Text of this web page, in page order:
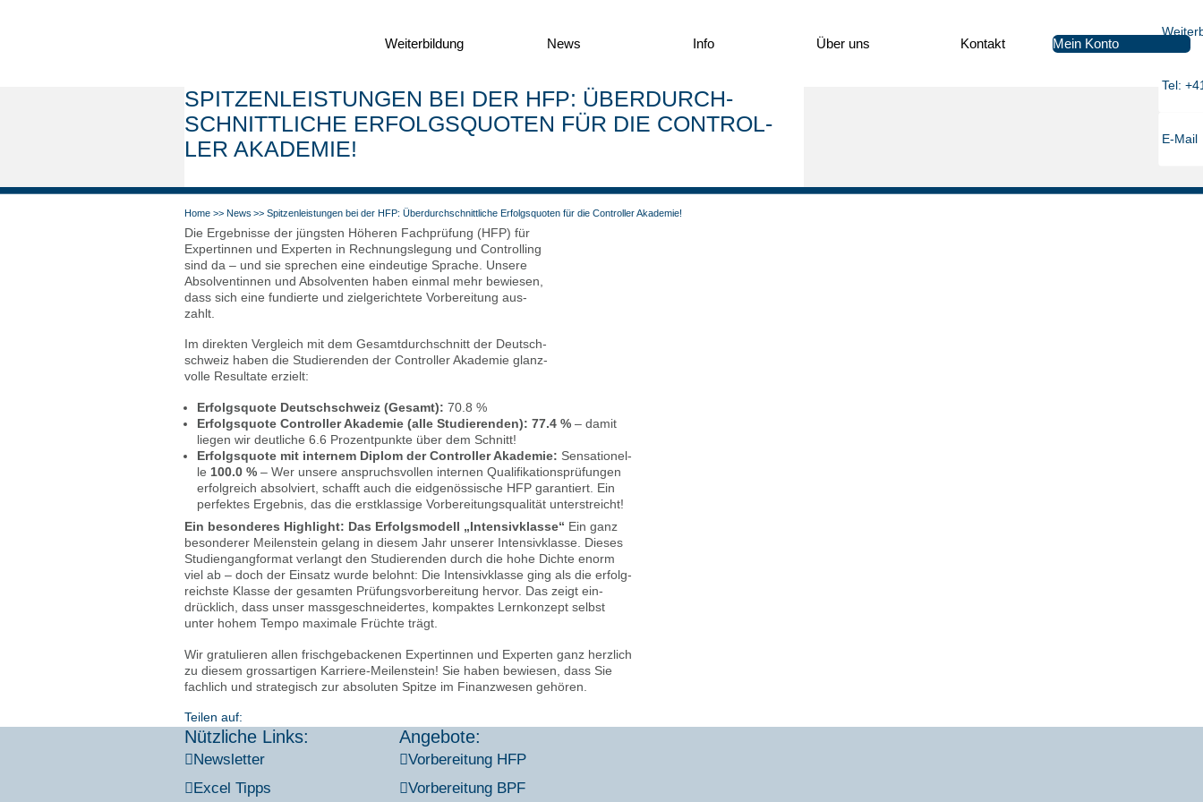
Wei­ter­bil­dung News Info Über uns Kon­takt Mein Konto
Tel:
E-Mail
SPIT­ZEN­LEI­STUN­GEN BEI DER HFP: ÜBER­DURCH­
SCHNITT­LI­CHE ERFOLGS­QUO­TEN FÜR DIE CON­TROL­
LER AKA­DE­MIE!
Home News Spit­zen­lei­stun­gen bei der HFP: Über­durch­schnitt­li­che Erfolgs­quo­ten für die Con­trol­ler Aka­de­mie!
Die Ergeb­nis­se der jüng­sten Höhe­ren Fach­prü­fung (HFP) für
Exper­tin­nen und Exper­ten in Rech­nungs­le­gung und Con­trol­ling
sind da – und sie spre­chen eine ein­deu­ti­ge Spra­che. Unse­re
Absol­ven­tin­nen und Absol­ven­ten haben ein­mal mehr bewie­sen,
dass sich eine fun­dier­te und ziel­ge­rich­te­te Vor­be­rei­tung aus­
zahlt.
Im direk­ten Ver­gleich mit dem Gesamt­durch­schnitt der Deutsch­
schweiz haben die Stu­die­ren­den der Con­trol­ler Aka­de­mie glanz­
vol­le Resul­ta­te erzielt:
Erfolgs­quo­te Deutsch­schweiz (Gesamt): 70.8 %
Erfolgs­quo­te Con­trol­ler Aka­de­mie (alle Stu­die­ren­den): 77.4 % – damit
lie­gen wir deut­li­che 6.6 Pro­zent­punk­te über dem Schnitt!
Erfolgs­quo­te mit inter­nem Diplom der Con­trol­ler Aka­de­mie: Sen­sa­tio­nel­
le 100.0 % – Wer unse­re anspruchs­vol­len inter­nen Qua­li­fi­ka­ti­ons­prü­fun­gen
erfolg­reich absol­viert, schafft auch die eid­ge­nös­si­sche HFP garan­tiert. Ein
per­fek­tes Ergeb­nis, das die erst­klas­si­ge Vor­be­rei­tungs­qua­li­tät unter­streicht!
Ein beson­de­res High­light: Das Erfolgs­mo­dell „Inten­siv­klas­se“ Ein ganz
beson­de­rer Mei­len­stein gelang in die­sem Jahr unse­rer Inten­siv­klas­se. Die­ses
Stu­di­en­gang­for­mat ver­langt den Stu­die­ren­den durch die hohe Dich­te enorm
viel ab – doch der Ein­satz wur­de belohnt: Die Inten­siv­klas­se ging als die erfolg­
reich­ste Klas­se der gesam­ten Prü­fungs­vor­be­rei­tung her­vor. Das zeigt ein­
drück­lich, dass unser mass­ge­schnei­der­tes, kom­pak­tes Lern­kon­zept selbst
unter hohem Tem­po maxi­ma­le Früch­te trägt.
Wir gra­tu­lie­ren allen frisch­ge­backe­nen Exper­tin­nen und Exper­ten ganz herz­lich
zu die­sem gross­ar­ti­gen Kar­rie­re-Mei­len­stein! Sie haben bewie­sen, dass Sie
fach­lich und stra­te­gisch zur abso­lu­ten Spit­ze im Finanz­we­sen gehö­ren.
Teilen auf:
Nützliche Links:
News­let­ter
Excel Tipps
Angebote:
Vor­be­rei­tung HFP
Vor­be­rei­tung BPF